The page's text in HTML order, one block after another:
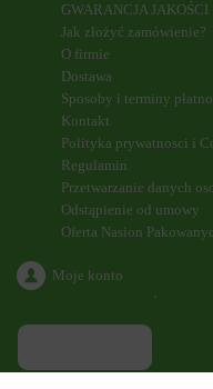
GWARANCJA JAKOŚCI
Jak złożyć zamówienie?
O firmie
Dostawa
Sposoby i terminy
Kontakt
Polityka prywatnosci i
Regulamin
Przetwarzanie danych
Odstąpienie od umowy
Oferta Nasion
Moje konto
`